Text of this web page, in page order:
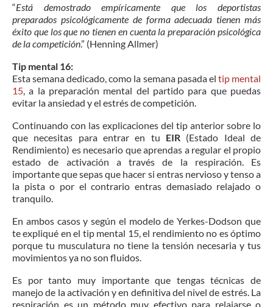
“Está demostrado empíricamente que los deportistas
preparados psicológicamente de forma adecuada tienen más
éxito que los que no tienen en cuenta la preparación psicológica
de la competición.” (Henning Allmer)
Tip mental 16:
Esta semana dedicado, como la semana pasada el tip mental
15, a la preparación mental del partido para que puedas
evitar la ansiedad y el estrés de competición.
Continuando con las explicaciones del tip anterior sobre lo
que necesitas para entrar en tu EIR (Estado Ideal de
Rendimiento) es necesario que aprendas a regular el propio
estado de activación a través de la respiración. Es
importante que sepas que hacer si entras nervioso y tenso a
la pista o por el contrario entras demasiado relajado o
tranquilo.
En ambos casos y según el modelo de Yerkes-Dodson que
te expliqué en el tip mental 15, el rendimiento no es óptimo
porque tu musculatura no tiene la tensión necesaria y tus
movimientos ya no son fluidos.
Es por tanto muy importante que tengas técnicas de
manejo de la activación y en definitiva del nivel de estrés. La
respiración es un método muy efectivo para relajarse o